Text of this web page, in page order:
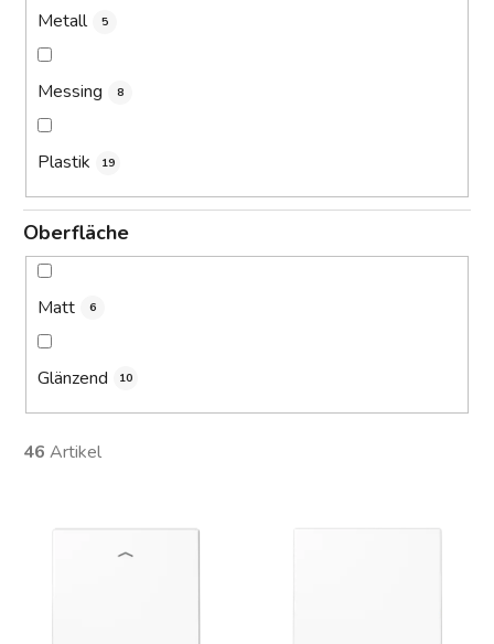
Metall 5
Messing 8
Plastik 19
Oberfläche
Matt 6
Glänzend 10
46 Artikel